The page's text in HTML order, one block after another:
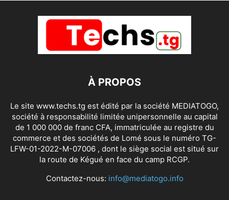
À PROPOS
Le site www.techs.tg est édité par la société MEDIATOGO,
société à responsabilité limitée unipersonnelle au capital
de 1 000 000 de franc CFA, immatriculée au registre du
commerce et des sociétés de Lomé sous le numéro TG-
LFW-01-2022-M-07006 , dont le siège social est situé sur
la route de Kégué en face du camp RCGP.
Contactez-nous: info@mediatogo.info